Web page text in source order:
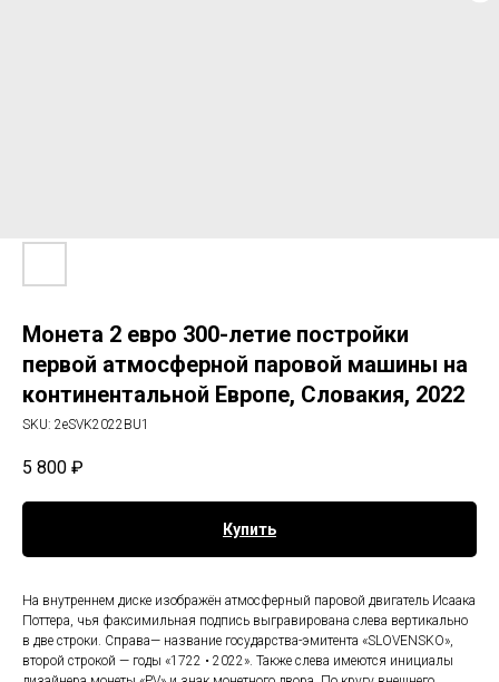
Монета 2 евро 300-летие постройки
первой атмосферной паровой машины на
континентальной Европе, Словакия, 2022
SKU: 2eSVK2022BU1
5 800 ₽
Купить
На внутреннем диске изображён атмосферный паровой двигатель Исаака
Поттера, чья факсимильная подпись выгравирована слева вертикально
в две строки. Справа— название государства-эмитента «SLOVENSKO»,
второй строкой — годы «1722 • 2022». Также слева имеются инициалы